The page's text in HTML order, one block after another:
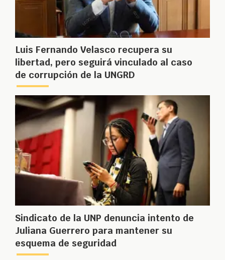
Luis Fernando Velasco recupera su
libertad, pero seguirá vinculado al caso
de corrupción de la UNGRD
Sindicato de la UNP denuncia intento de
Juliana Guerrero para mantener su
esquema de seguridad